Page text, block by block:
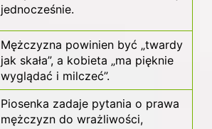
jednocześnie.
Mężczyzna powinien być „twardy
jak skała”, a kobieta „ma pięknie
wyglądać i milczeć”.
Piosenka zadaje pytania o prawa
mężczyzn do wrażliwości,